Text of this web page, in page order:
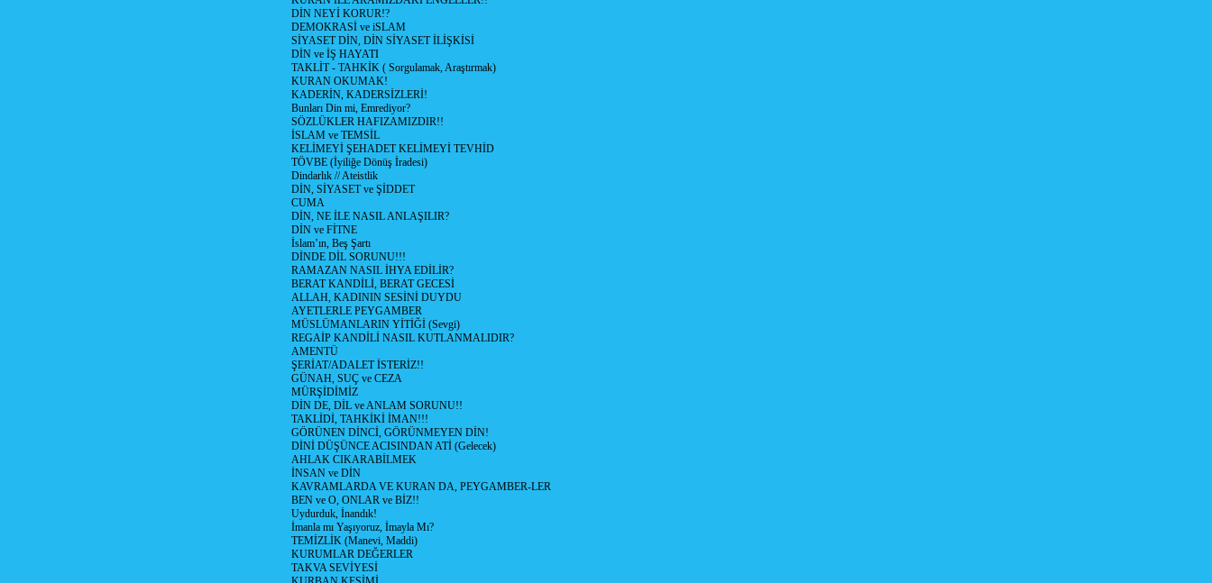
DİN NEYİ KORUR!?
DEMOKRASİ ve iSLAM
SİYASET DİN, DİN SİYASET İLİŞKİSİ
DİN ve İŞ HAYATI
TAKLİT - TAHKİK ( Sorgulamak, Araştırmak)
KURAN OKUMAK!
KADERİN, KADERSİZLERİ!
Bunları Din mi, Emrediyor?
SÖZLÜKLER HAFIZAMIZDIR!!
İSLAM ve TEMSİL
KELİMEYİ ŞEHADET KELİMEYİ TEVHİD
TÖVBE (İyiliğe Dönüş İradesi)
Dindarlık // Ateistlik
DİN, SİYASET ve ŞİDDET
CUMA
DİN, NE İLE NASIL ANLAŞILIR?
DİN ve FİTNE
İslam’ın, Beş Şartı
DİNDE DİL SORUNU!!!
RAMAZAN NASIL İHYA EDİLİR?
BERAT KANDİLİ, BERAT GECESİ
ALLAH, KADININ SESİNİ DUYDU
AYETLERLE PEYGAMBER
MÜSLÜMANLARIN YİTİĞİ (Sevgi)
REGAİP KANDİLİ NASIL KUTLANMALIDIR?
AMENTÜ
ŞERİAT/ADALET İSTERİZ!!
GÜNAH, SUÇ ve CEZA
MÜRŞİDİMİZ
DİN DE, DİL ve ANLAM SORUNU!!
TAKLİDİ, TAHKİKİ İMAN!!!
GÖRÜNEN DİNCİ, GÖRÜNMEYEN DİN!
DİNİ DÜŞÜNCE ACISINDAN ATİ (Gelecek)
AHLAK CIKARABİLMEK
İNSAN ve DİN
KAVRAMLARDA VE KURAN DA, PEYGAMBER-LER
BEN ve O, ONLAR ve BİZ!!
Uydurduk, İnandık!
İmanla mı Yaşıyoruz, İmayla Mı?
TEMİZLİK (Manevi, Maddi)
KURUMLAR DEĞERLER
TAKVA SEVİYESİ